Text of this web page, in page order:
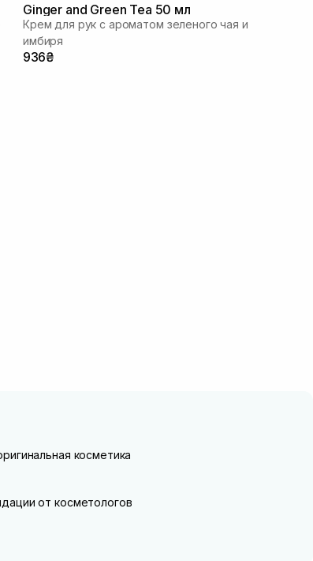
Ginger and Green Tea 50 мл
Крем для рук с ароматом зеленого чая и
имбиря
936₴
косметика
от косметологов